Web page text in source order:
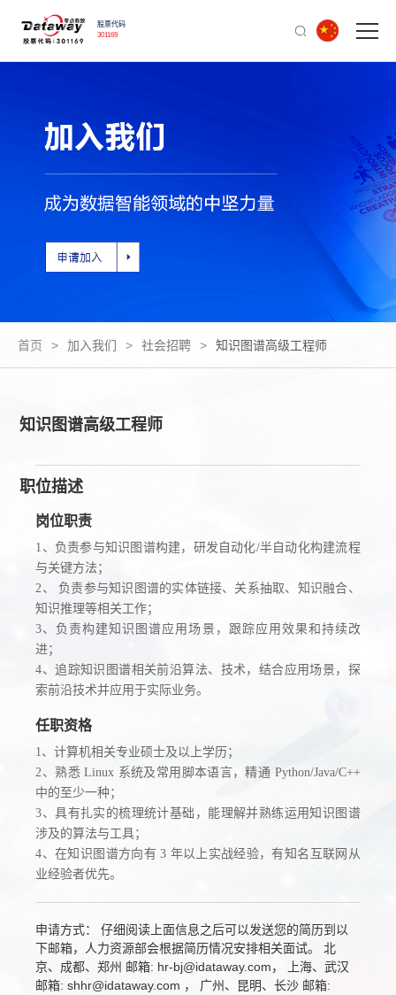
股票代码
301169
首页 > 加入我们 > 社会招聘 > 知识图谱高级工程师
知识图谱高级工程师
职位描述
岗位职责
1、负责参与知识图谱构建，研发自动化/半自动化构建流程
与关键方法；
2、 负责参与知识图谱的实体链接、关系抽取、知识融合、
知识推理等相关工作；
3、负责构建知识图谱应用场景，跟踪应用效果和持续改
进；
4、追踪知识图谱相关前沿算法、技术，结合应用场景，探
索前沿技术并应用于实际业务。
任职资格
1、计算机相关专业硕士及以上学历；
2、熟悉 Linux 系统及常用脚本语言，精通 Python/Java/C++
中的至少一种；
3、具有扎实的梳理统计基础，能理解并熟练运用知识图谱
涉及的算法与工具；
4、在知识图谱方向有 3 年以上实战经验，有知名互联网从
业经验者优先。
申请方式： 仔细阅读上面信息之后可以发送您的简历到以
下邮箱，人力资源部会根据简历情况安排相关面试。 北
京、成都、郑州 邮箱: hr-bj@idataway.com， 上海、武汉
邮箱: shhr@idataway.com ， 广州、昆明、长沙 邮箱: